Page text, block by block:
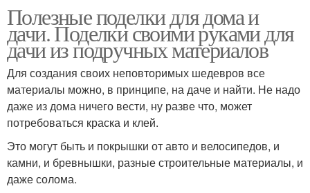
Полезные поделки для дома и
дачи. Поделки своими руками для
дачи из подручных материалов
Для создания своих неповторимых шедевров все
материалы можно, в принципе, на даче и найти. Не надо
даже из дома ничего вести, ну разве что, может
потребоваться краска и клей.
Это могут быть и покрышки от авто и велосипедов, и
камни, и бревнышки, разные строительные материалы, и
даже солома.